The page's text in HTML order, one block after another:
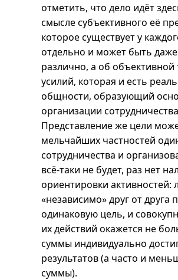
отметить, что дело идёт
смысле субъективного её
которое существует у
отдельно и может быть
различно, а об объективной
усилий, которая и есть
общности, образующий
организации
Представление же цели
мельчайших частностей
сотрудничества и
всё-таки не будет, раз нет
ориентировки активностей:
«независимо» друг от друга
одинаковую цель, и
их действий окажется не
суммы индивидуально
результатов (а часто и
суммы).